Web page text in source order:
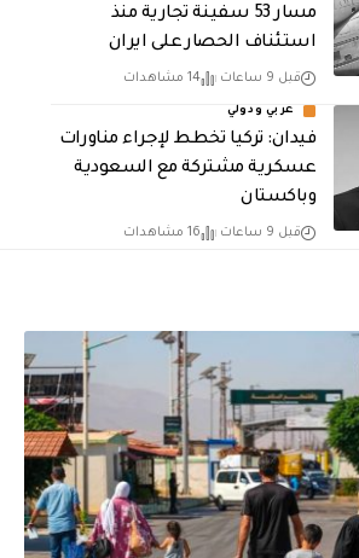
مسار 53 سفينة تجارية منذ
استئناف الحصار على ايران
قبل 9 ساعات 14 مشاهدات
عربي ودولي
فيدان: تركيا تخطط لإجراء مناورات
عسكرية مشتركة مع السعودية
وباكستان
قبل 9 ساعات 16 مشاهدات